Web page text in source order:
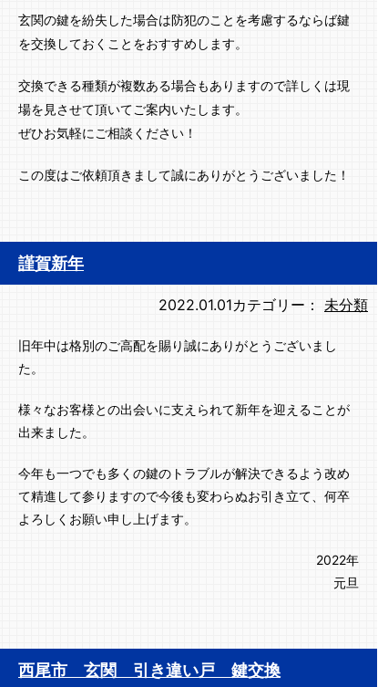
玄関の鍵を紛失した場合は防犯のことを考慮するならば鍵
を交換しておくことをおすすめします。
交換できる種類が複数ある場合もありますので詳しくは現
場を見させて頂いてご案内いたします。
ぜひお気軽にご相談ください！
この度はご依頼頂きまして誠にありがとうございました！
謹賀新年
2022.01.01カテゴリー： 未分類
旧年中は格別のご高配を賜り誠にありがとうございまし
た。
様々なお客様との出会いに支えられて新年を迎えることが
出来ました。
今年も一つでも多くの鍵のトラブルが解決できるよう改め
て精進して参りますので今後も変わらぬお引き立て、何卒
よろしくお願い申し上げます。
2022年
元旦
西尾市 玄関 引き違い戸 鍵交換